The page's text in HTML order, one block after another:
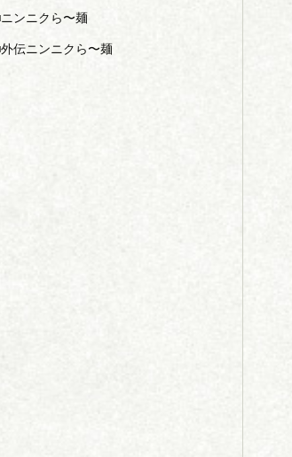
ニンニクら〜麺
外伝ニンニクら〜麺